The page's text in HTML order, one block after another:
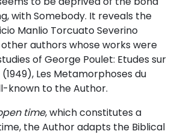
with Somebody. It reveals the
Manlio Torcuato Severino
authors whose works were
of George Poulet: Etudes sur
Les Metamorphoses du
known to the Author.
time, which constitutes a
the Author adapts the Biblical